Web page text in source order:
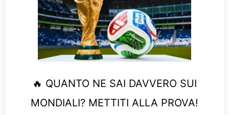
🔥 QUANTO NE SAI DAVVERO SUI
MONDIALI? METTITI ALLA PROVA!